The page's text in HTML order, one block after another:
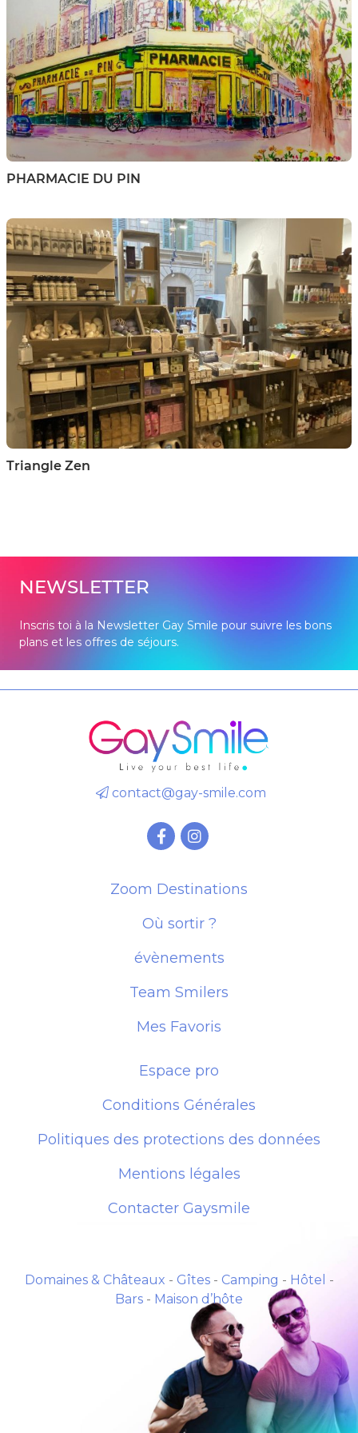
PHARMACIE DU PIN
Triangle Zen
NEWSLETTER
Inscris toi à la Newsletter Gay Smile pour suivre les bons
plans et les offres de séjours.
contact@gay-smile.com
Zoom Destinations
Où sortir ?
évènements
Team Smilers
Mes Favoris
Espace pro
Conditions Générales
Politiques des protections des données
Mentions légales
Contacter Gaysmile
Domaines & Châteaux - Gîtes- Camping - Hôtel -
Bars - Maison d’hôte